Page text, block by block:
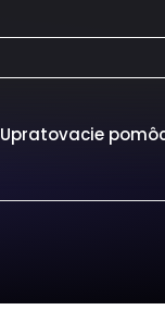
Upratovacie